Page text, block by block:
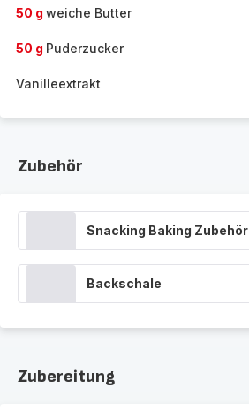
50 g weiche Butter
50 g Puderzucker
Vanilleextrakt
Zubehör
Snacking Baking Zubehör
Backschale
Zubereitung